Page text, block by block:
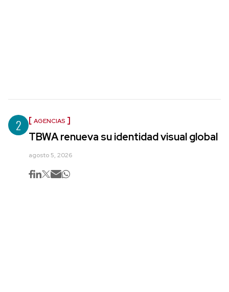
2 AGENCIAS
TBWA renueva su identidad visual global
agosto 5, 2026